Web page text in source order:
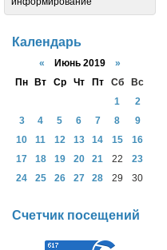
Календарь
« Июнь 2019 »
Пн
Вт Ср Чт Пт Сб
Вс
1
2
3
4 5 6 7 8
9
10
11 12 13 14 15
16
17
18 19 20 21 22
23
24
25 26 27 28 29 30
Счетчик посещений